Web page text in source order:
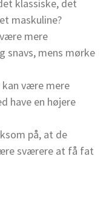
klassiske, det
maskuline?
mere
snavs, mens mørke
være mere
have en højere
på, at de
sværere at få fat